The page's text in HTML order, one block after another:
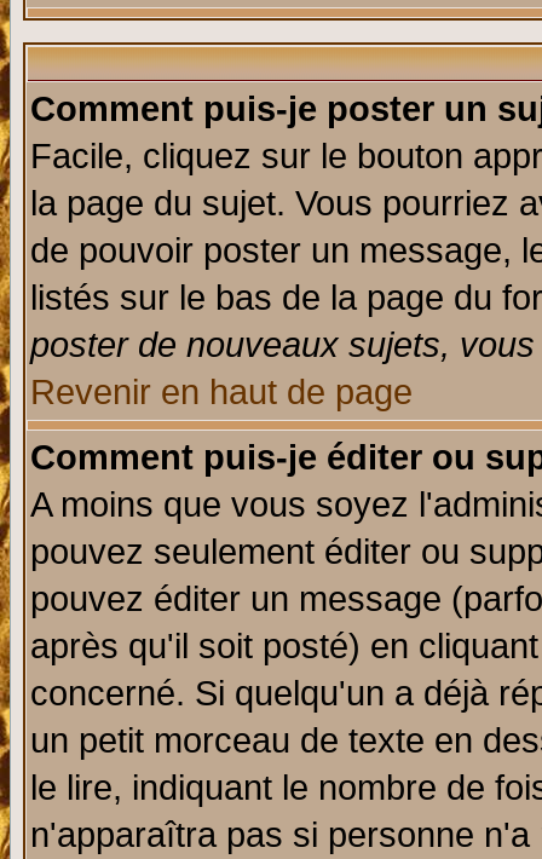
Comment puis-je poster un
Facile, cliquez sur le bouton
la page du sujet. Vous pourriez
de pouvoir poster un message,
listés sur le bas de la page du
poster de nouveaux sujets,
Revenir en haut de page
Comment puis-je éditer ou
A moins que vous soyez
pouvez seulement éditer ou
pouvez éditer un message
après qu'il soit posté) en
concerné. Si quelqu'un a déjà
un petit morceau de texte en
le lire, indiquant le nombre de
n'apparaîtra pas si personne